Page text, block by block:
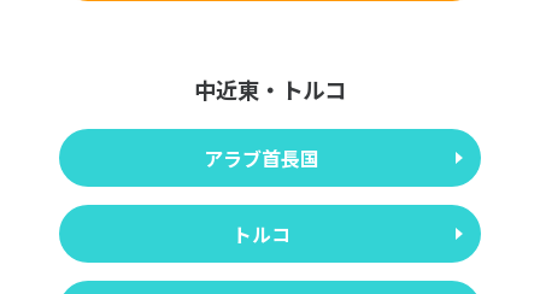
中近東・トルコ
アラブ首長国
トルコ